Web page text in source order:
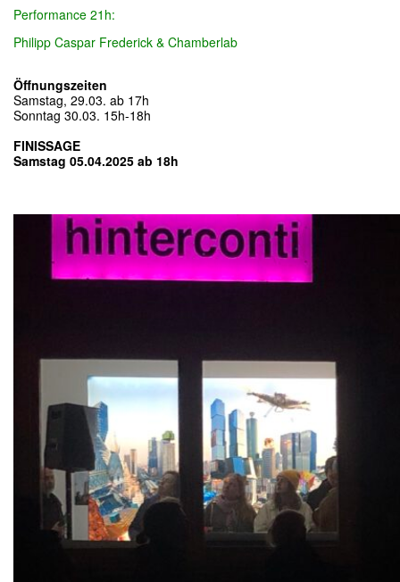
Performance 21h:
Philipp Caspar Frederick & Chamberlab
Öffnungszeiten
Samstag, 29.03. ab 17h
Sonntag 30.03. 15h-18h
FINISSAGE
Samstag 05.04.2025 ab 18h